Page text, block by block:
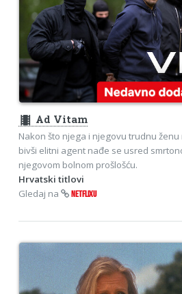
theaters Ad Vitam
Nakon što njega i njegovu trudnu
bivši elitni agent nađe se usred
njegovom bolnom prošlošću.
Hrvatski titlovi
Gledaj na
NETFLIXU